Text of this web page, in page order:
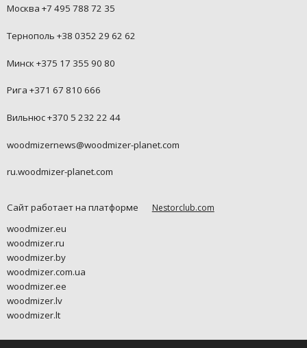
Москва +7 495 788 72 35
Тернополь +38 0352 29 62 62
Минск +375 17 355 90 80
Рига +371 67 810 666
Вильнюс +370 5 232 22 44
woodmizernews@woodmizer-planet.com
ru.woodmizer-planet.com
Сайт работает на платформе Nestorclub.com
woodmizer.eu
woodmizer.ru
woodmizer.by
woodmizer.com.ua
woodmizer.ee
woodmizer.lv
woodmizer.lt